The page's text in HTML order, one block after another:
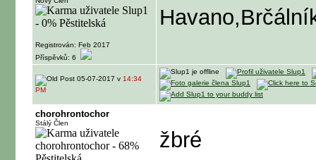
Registrován: Feb 2017
Příspěvků: 6
05-07-2017 v 14:34
PM
chorohrontochor
Stálý Člen
žbré